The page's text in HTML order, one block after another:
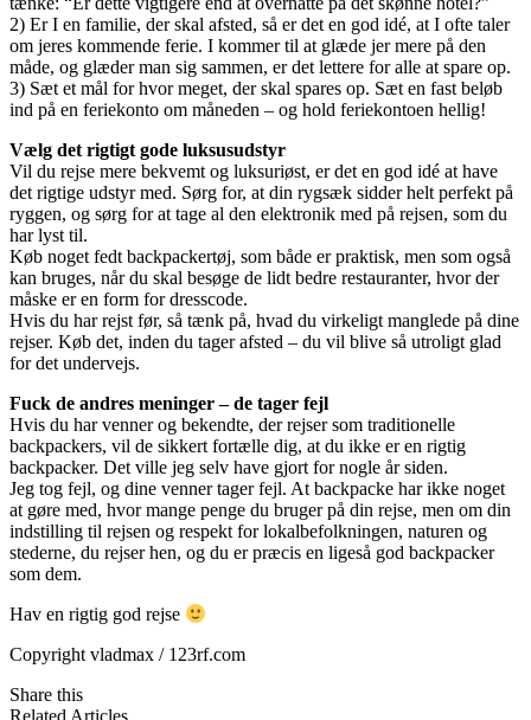
2) Er I en familie, der skal afsted, så er det en god idé, at I ofte taler
om jeres kommende ferie. I kommer til at glæde jer mere på den
måde, og glæder man sig sammen, er det lettere for alle at spare op.
3) Sæt et mål for hvor meget, der skal spares op. Sæt en fast beløb
ind på en feriekonto om måneden – og hold feriekontoen hellig!
Vælg det rigtigt gode luksusudstyr
Vil du rejse mere bekvemt og luksuriøst, er det en god idé at have
det rigtige udstyr med. Sørg for, at din rygsæk sidder helt perfekt på
ryggen, og sørg for at tage al den elektronik med på rejsen, som du
har lyst til.
Køb noget fedt backpackertøj, som både er praktisk, men som også
kan bruges, når du skal besøge de lidt bedre restauranter, hvor der
måske er en form for dresscode.
Hvis du har rejst før, så tænk på, hvad du virkeligt manglede på dine
rejser. Køb det, inden du tager afsted – du vil blive så utroligt glad
for det undervejs.
Fuck de andres meninger – de tager fejl
Hvis du har venner og bekendte, der rejser som traditionelle
backpackers, vil de sikkert fortælle dig, at du ikke er en rigtig
backpacker. Det ville jeg selv have gjort for nogle år siden.
Jeg tog fejl, og dine venner tager fejl. At backpacke har ikke noget
at gøre med, hvor mange penge du bruger på din rejse, men om din
indstilling til rejsen og respekt for lokalbefolkningen, naturen og
stederne, du rejser hen, og du er præcis en ligeså god backpacker
som dem.
Hav en rigtig god rejse
Copyright vladmax / 123rf.com
Share this